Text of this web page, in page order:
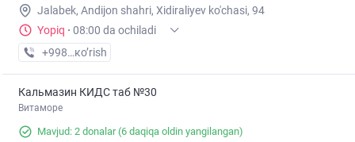
Jalabek, Andijon shahri, Xidiraliyev ko'chasi, 94
Yopiq · 08:00 da ochiladi
+998 (90) XXX-XX-XX
кo’rish
Кальмазин КИДС таб №30
Витаморе
Mavjud: 2 donalar(6 daqiqa oldin yangilangan)